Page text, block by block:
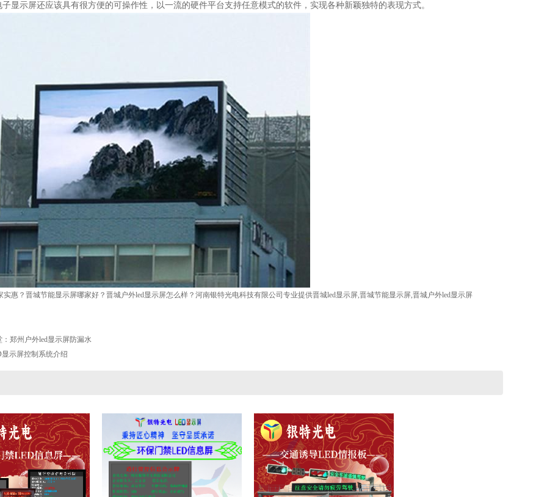
显示屏还应该具有很方便的可操作性，以一流的硬件平台支持任意模式的软件，实现各种新颖独特的表现方式。
实惠？晋城节能显示屏哪家好？晋城户外led显示屏怎么样？河南银特光电科技有限公司专业提供晋城led显示屏,晋城节能显示屏,晋城户外led显示屏
：郑州户外led显示屏防漏水
示屏控制系统介绍